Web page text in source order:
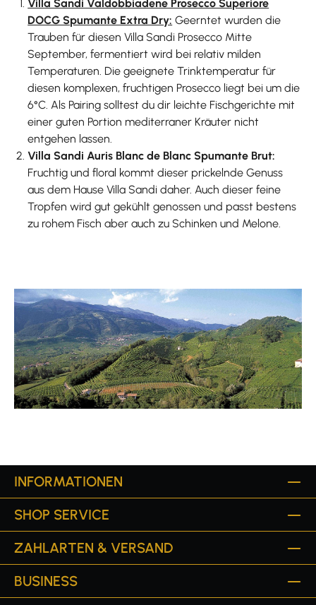
Villa Sandi Valdobbiadene Prosecco Superiore
DOCG Spumante Extra Dry: Geerntet wurden die
Trauben für diesen Villa Sandi Prosecco Mitte
September, fermentiert wird bei relativ milden
Temperaturen. Die geeignete Trinktemperatur für
diesen komplexen, fruchtigen Prosecco liegt bei um die
6°C. Als Pairing solltest du dir leichte Fischgerichte mit
einer guten Portion mediterraner Kräuter nicht
entgehen lassen.
Villa Sandi Auris Blanc de Blanc Spumante Brut:
Fruchtig und floral kommt dieser prickelnde Genuss
aus dem Hause Villa Sandi daher. Auch dieser feine
Tropfen wird gut gekühlt genossen und passt bestens
zu rohem Fisch aber auch zu Schinken und Melone.
INFORMATIONEN
SHOP SERVICE
ZAHLARTEN & VERSAND
BUSINESS